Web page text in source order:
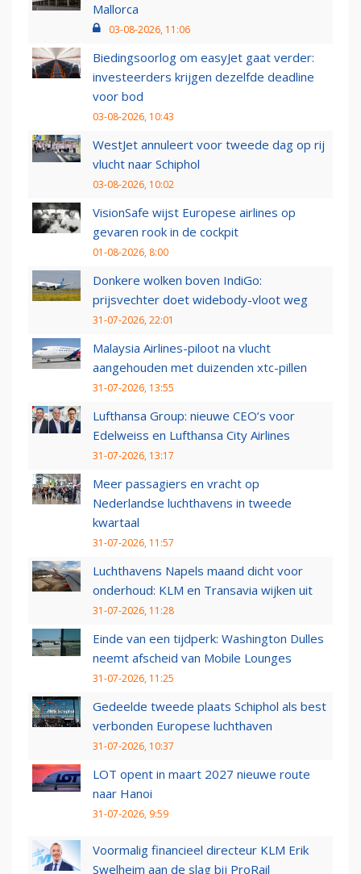
Mallorca
03-08-2026, 11:06
Biedingsoorlog om easyJet gaat verder:
investeerders krijgen dezelfde deadline
voor bod
03-08-2026, 10:43
WestJet annuleert voor tweede dag op rij
vlucht naar Schiphol
03-08-2026, 10:02
VisionSafe wijst Europese airlines op
gevaren rook in de cockpit
01-08-2026, 8:00
Donkere wolken boven IndiGo:
prijsvechter doet widebody-vloot weg
31-07-2026, 22:01
Malaysia Airlines-piloot na vlucht
aangehouden met duizenden xtc-pillen
31-07-2026, 13:55
Lufthansa Group: nieuwe CEO’s voor
Edelweiss en Lufthansa City Airlines
31-07-2026, 13:17
Meer passagiers en vracht op
Nederlandse luchthavens in tweede
kwartaal
31-07-2026, 11:57
Luchthavens Napels maand dicht voor
onderhoud: KLM en Transavia wijken uit
31-07-2026, 11:28
Einde van een tijdperk: Washington Dulles
neemt afscheid van Mobile Lounges
31-07-2026, 11:25
Gedeelde tweede plaats Schiphol als best
verbonden Europese luchthaven
31-07-2026, 10:37
LOT opent in maart 2027 nieuwe route
naar Hanoi
31-07-2026, 9:59
Voormalig financieel directeur KLM Erik
Swelheim aan de slag bij ProRail